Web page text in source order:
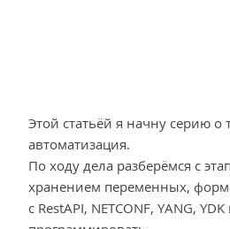
Этой статьёй я начну серию о
автоматизация.
По ходу дела разберёмся с
хранением переменных,
с RestAPI, NETCONF, YANG,